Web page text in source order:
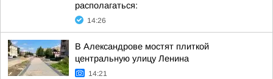
располагаться:
14:26
В Александрове мостят плиткой
центральную улицу Ленина
14:21